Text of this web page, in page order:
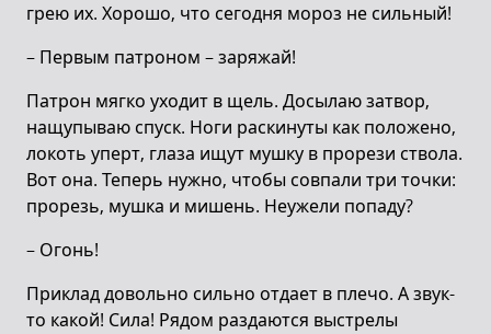
грею их. Хорошо, что сегодня мороз не сильный!
– Первым патроном – заряжай!
Патрон мягко уходит в щель. Досылаю затвор,
нащупываю спуск. Ноги раскинуты как положено,
локоть уперт, глаза ищут мушку в прорези ствола.
Вот она. Теперь нужно, чтобы совпали три точки:
прорезь, мушка и мишень. Неужели попаду?
– Огонь!
Приклад довольно сильно отдает в плечо. А звук-
то какой! Сила! Рядом раздаются выстрелы